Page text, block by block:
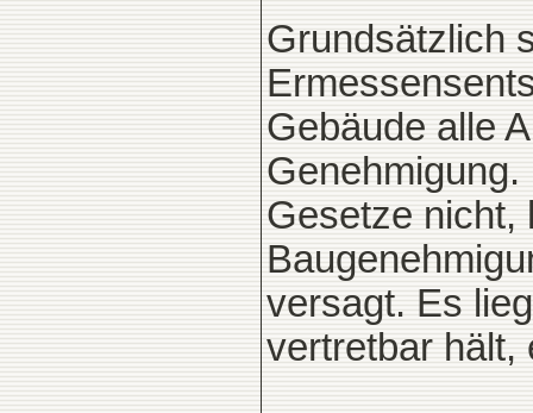
Grundsätzlich
Gebäude alle
Gesetze nicht,
versagt. Es
vertretbar hält,